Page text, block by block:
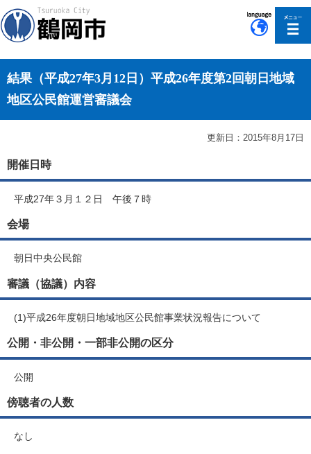
結果（平成27年3月12日）平成26年度第2回朝日地域
地区公民館運営審議会
更新日：2015年8月17日
開催日時
平成27年３月１２日 午後７時
会場
朝日中央公民館
審議（協議）内容
(1)平成26年度朝日地域地区公民館事業状況報告について
公開・非公開・一部非公開の区分
公開
傍聴者の人数
なし